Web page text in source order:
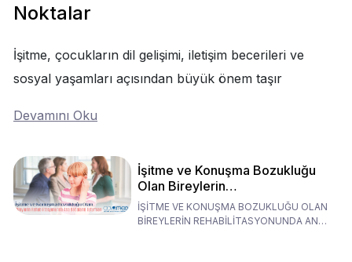
Noktalar
İşitme, çocukların dil gelişimi, iletişim becerileri ve
sosyal yaşamları açısından büyük önem taşır
Devamını Oku
İşitme ve Konuşma Bozukluğu
Olan Bireylerin
Rehabilitasyonunda Ana
Babaların Tutumları
İŞİTME VE KONUŞMA BOZUKLUĞU OLAN
BİREYLERİN REHABİLİTASYONUNDA ANA